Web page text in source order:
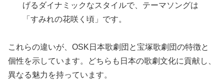
げるダイナミックなスタイルで、テーマソングは
「すみれの花咲く頃」です。
これらの違いが、OSK日本歌劇団と宝塚歌劇団の特徴と
個性を示しています。どちらも日本の歌劇文化に貢献し、
異なる魅力を持っています。